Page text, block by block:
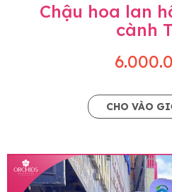
Chậu hoa lan
cành
CHO VÀO